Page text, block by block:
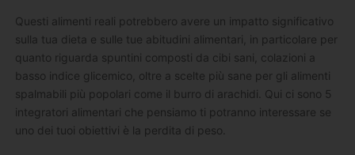
Questi alimenti reali potrebbero avere un impatto significativo
sulla tua dieta e sulle tue abitudini alimentari, in particolare per
quanto riguarda spuntini composti da cibi sani, colazioni a
basso indice glicemico, oltre a scelte più sane per gli alimenti
spalmabili più popolari come il burro di arachidi. Qui ci sono 5
integratori alimentari che pensiamo ti potranno interessare se
uno dei tuoi obiettivi è la perdita di peso.